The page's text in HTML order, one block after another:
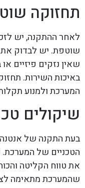
תחזוקה
לאחר ההתקנה, יש
שוטפת. יש לבדוק את
שאין נזקים פיזיים או
באיכות השירות.
המערכת ולמנוע
שיקולים
בעת התקנה של
הטכניים של המערכת.
את טווח הקליטה
שהמערכת מתאימה